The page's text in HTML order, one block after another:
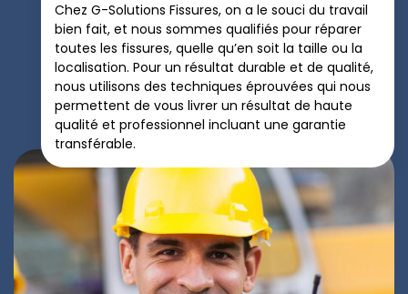
Chez G-Solutions Fissures, on a le souci du travail
bien fait, et nous sommes qualifiés pour réparer
toutes les fissures, quelle qu’en soit la taille ou la
localisation. Pour un résultat durable et de qualité,
nous utilisons des techniques éprouvées qui nous
permettent de vous livrer un résultat de haute
qualité et professionnel incluant une garantie
transférable.